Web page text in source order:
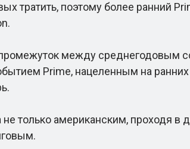
тратить, поэтому более ранний
между среднегодовым
Prime, нацеленным на ранних
только американским, проходя в